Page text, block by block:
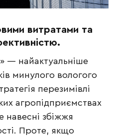
витратами та
.
— найактуальніше
минулого вологого
перезимівлі
агропідприємствах
навесні збіжжя
Проте, якщо